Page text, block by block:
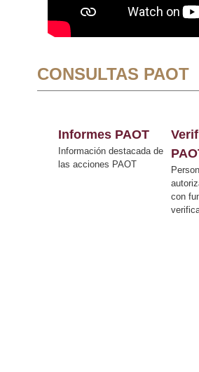
CONSULTAS PAOT
Informes PAOT
Información destacada de
las acciones PAOT
con